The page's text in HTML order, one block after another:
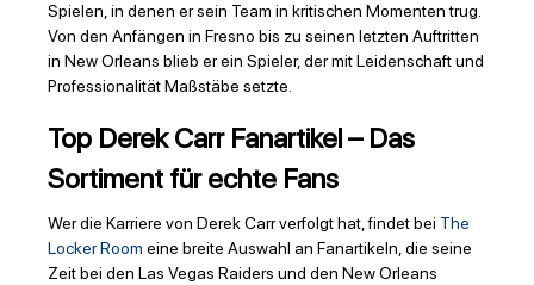
Spielen, in denen er sein Team in kritischen Momenten trug.
Von den Anfängen in Fresno bis zu seinen letzten Auftritten
in New Orleans blieb er ein Spieler, der mit Leidenschaft und
Professionalität Maßstäbe setzte.
Top Derek Carr Fanartikel – Das
Sortiment für echte Fans
Wer die Karriere von Derek Carr verfolgt hat, findet bei The
Locker Room eine breite Auswahl an Fanartikeln, die seine
Zeit bei den Las Vegas Raiders und den New Orleans